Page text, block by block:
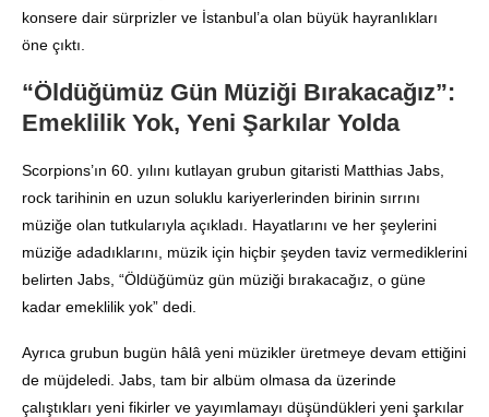
konsere dair sürprizler ve İstanbul’a olan büyük hayranlıkları
öne çıktı
“Öldüğümüz Gün Müziği Bırakacağız”:
Emeklilik Yok, Yeni Şarkılar Yolda
Scorpions’ın 60. yılını kutlayan grubun gitaristi Matthias Jabs,
rock tarihinin en uzun soluklu kariyerlerinden birinin sırrını
müziğe olan tutkularıyla açıkladı . Hayatlarını ve her şeylerini
müziğe adadıklarını, müzik için hiçbir şeyden taviz vermediklerini
belirten Jabs, “Öldüğümüz gün müziği bırakacağız, o güne
kadar emeklilik yok” dedi
Ayrıca grubun bugün hâlâ yeni müzikler üretmeye devam ettiğini
de müjdeledi . Jabs, tam bir albüm olmasa da üzerinde
çalıştıkları yeni fikirler ve yayımlamayı düşündükleri yeni şarkılar